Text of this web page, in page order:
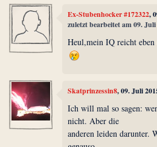
Ex-Stubenhocker #172322,
zuletzt bearbeitet am 09.
Heul,mein IQ reicht
Skatprinzessin8, 09. Juli
Ich will mal so sagen:
nicht. Aber die
anderen leiden darunter.